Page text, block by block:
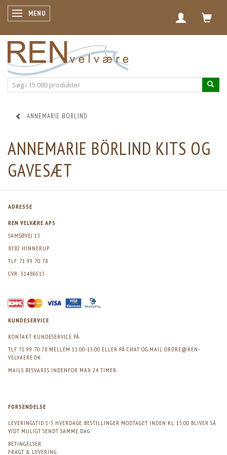
SKIFTE NAVIGATION
MENU
ANNEMARIE BORLIND
ANNEMARIE BÖRLIND KITS OG
GAVESÆT
ADRESSE
REN VELVÆRE APS
SAMSØVEJ 13
8382 HINNERUP
TLF. 71 99 70 78
CVR: 31486513
KUNDESERVICE
KONTAKT KUNDESERVICE PÅ
TLF 71 99 70 78 MELLEM 11.00-13.00 ELLER PÅ CHAT OG MAIL ORDRE@REN-
VELVAERE.DK
MAILS BESVARES INDENFOR MAX 24 TIMER
FORSENDELSE
LEVERINGSTID 1-3 HVERDAGE. BESTILLINGER MODTAGET INDEN KL. 15.00 BLIVER SÅ
VIDT MULIGT SENDT SAMME DAG
BETINGELSER
FRAGT & LEVERING